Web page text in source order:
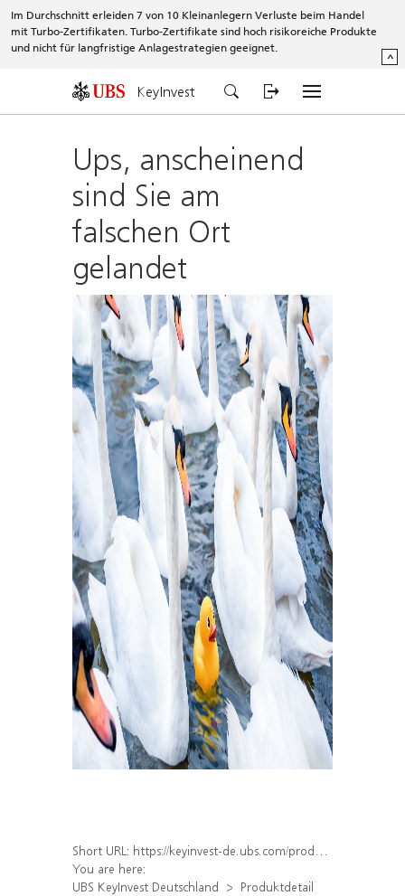
Im Durchschnitt erleiden 7 von 10 Kleinanlegern Verluste beim Handel
mit Turbo-Zertifikaten. Turbo-Zertifikate sind hoch risikoreiche Produkte
und nicht für langfristige Anlagestrategien geeignet.
^
KeyInvest
Ups, anscheinend
sind Sie am
falschen Ort
gelandet
Short URL: https://keyinvest-de.ubs.com/produkt/detail/index/isin/DE000WA3G0V5
You are here:
UBS KeyInvest Deutschland
Produktdetail